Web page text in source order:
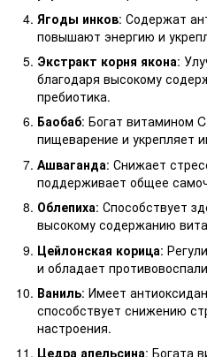
Ягоды инков: Содержат
повышают энергию и
Экстракт корня якона:
благодаря высокому
пребиотика.
Баобаб: Богат витамином
пищеварение и укрепляет
Ашваганда: Снижает
поддерживает общее
Облепиха: Способствует
высокому содержанию
Цейлонская корица:
и обладает
Ваниль: Имеет
способствует снижению
настроения.
Цедра апельсина: Богата